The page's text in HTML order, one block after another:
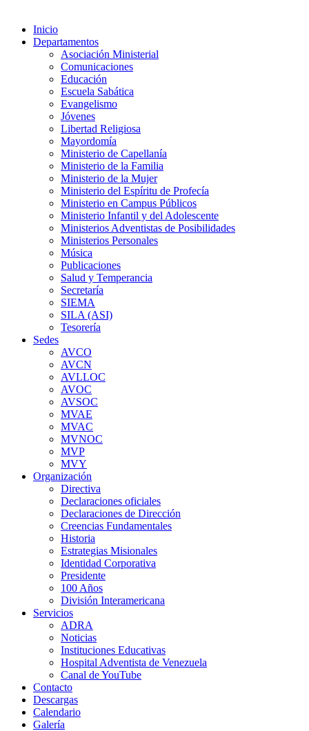
Inicio
Departamentos
Asociación Ministerial
Comunicaciones
Educación
Escuela Sabática
Evangelismo
Jóvenes
Libertad Religiosa
Mayordomía
Ministerio de Capellanía
Ministerio de la Familia
Ministerio de la Mujer
Ministerio del Espíritu de Profecía
Ministerio en Campus Públicos
Ministerio Infantil y del Adolescente
Ministerios Adventistas de Posibilidades
Ministerios Personales
Música
Publicaciones
Salud y Temperancia
Secretaría
SIEMA
SILA (ASI)
Tesorería
Sedes
AVCO
AVCN
AVLLOC
AVOC
AVSOC
MVAE
MVAC
MVNOC
MVP
MVY
Organización
Directiva
Declaraciones oficiales
Declaraciones de Dirección
Creencias Fundamentales
Historia
Estrategias Misionales
Identidad Corporativa
Presidente
100 Años
División Interamericana
Servicios
ADRA
Noticias
Instituciones Educativas
Hospital Adventista de Venezuela
Canal de YouTube
Contacto
Descargas
Calendario
Galería